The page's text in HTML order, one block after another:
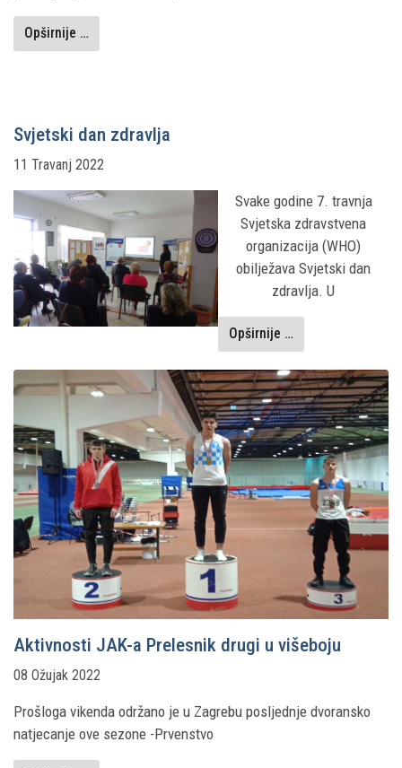
Opširnije …
Svjetski dan zdravlja
11 Travanj 2022
Svake godine 7. travnja
Svjetska zdravstvena
organizacija (WHO)
obilježava Svjetski dan
zdravlja. U
Opširnije …
Aktivnosti JAK-a Prelesnik drugi u višeboju
08 Ožujak 2022
Prošloga vikenda održano je u Zagrebu posljednje dvoransko
natjecanje ove sezone -Prvenstvo